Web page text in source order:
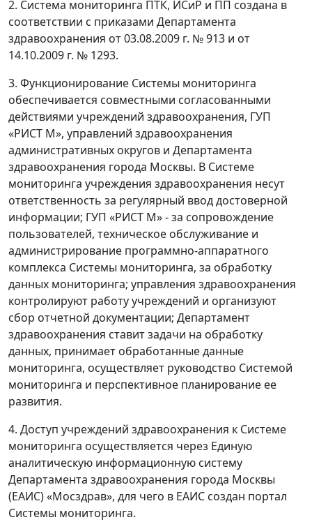
2. Система мониторинга ПТК, ИСиР и ПП создана в
соответствии с приказами Департамента
здравоохранения от 03.08.2009 г. № 913 и от
14.10.2009 г. № 1293.
3. Функционирование Системы мониторинга
обеспечивается совместными согласованными
действиями учреждений здравоохранения, ГУП
«РИСТ М», управлений здравоохранения
административных округов и Департамента
здравоохранения города Москвы. В Системе
мониторинга учреждения здравоохранения несут
ответственность за регулярный ввод достоверной
информации; ГУП «РИСТ М» - за сопровождение
пользователей, техническое обслуживание и
администрирование программно-аппаратного
комплекса Системы мониторинга, за обработку
данных мониторинга; управления здравоохранения
контролируют работу учреждений и организуют
сбор отчетной документации; Департамент
здравоохранения ставит задачи на обработку
данных, принимает обработанные данные
мониторинга, осуществляет руководство Системой
мониторинга и перспективное планирование ее
развития.
4. Доступ учреждений здравоохранения к Системе
мониторинга осуществляется через Единую
аналитическую информационную систему
Департамента здравоохранения города Москвы
(ЕАИС) «Мосздрав», для чего в ЕАИС создан портал
Системы мониторинга.